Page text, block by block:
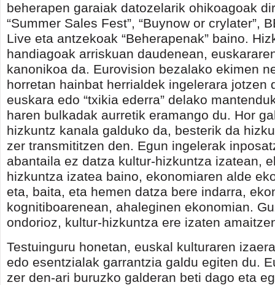
beherapen garaiak datozelarik ohikoagoak
“Summer Sales Fest”, “Buynow or crylater”,
Live eta antzekoak “Beherapenak” baino.
handiagoak arriskuan daudenean,
kanonikoa da. Eurovision bezalako ekimen
horretan hainbat herrialdek ingelerara jotzen
euskara edo “txikia ederra” delako
haren bulkadak aurretik eramango du. Hor
hizkuntz kanala galduko da, besterik da
zer transmititzen den. Egun ingelerak
abantaila ez datza kultur-hizkuntza izatean,
hizkuntza izatea baino, ekonomiaren alde
eta, baita, eta hemen datza bere indarra,
kognitiboarenean, ahaleginen ekonomian.
ondorioz, kultur-hizkuntza ere izaten
Testuinguru honetan, euskal kulturaren
edo esentzialak garrantzia galdu egiten du.
zer den-ari buruzko galderan beti dago eta